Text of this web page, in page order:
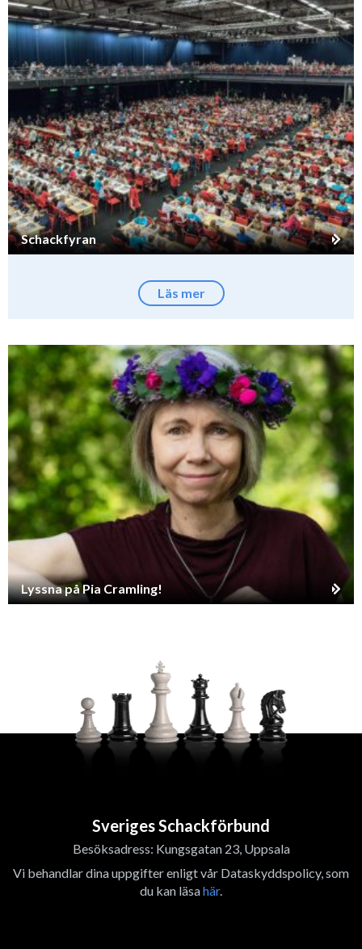
Schackfyran
Läs mer
Lyssna på Pia Cramling!
Sveriges Schackförbund
Besöksadress: Kungsgatan 23, Uppsala
Vi behandlar dina uppgifter enligt vår Dataskyddspolicy, som
du kan läsahär.